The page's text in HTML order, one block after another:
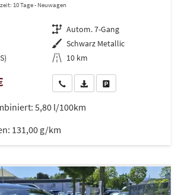
10 Tage Neuwagen
Getriebe Autom. 7-Gang
Außenfarbe Schwarz Metallic
Kilometerstand 10 km
Wir rufen Sie anPDF-Datei, Fahrzeugexposé
5,80 l/100km
131,00 g/km